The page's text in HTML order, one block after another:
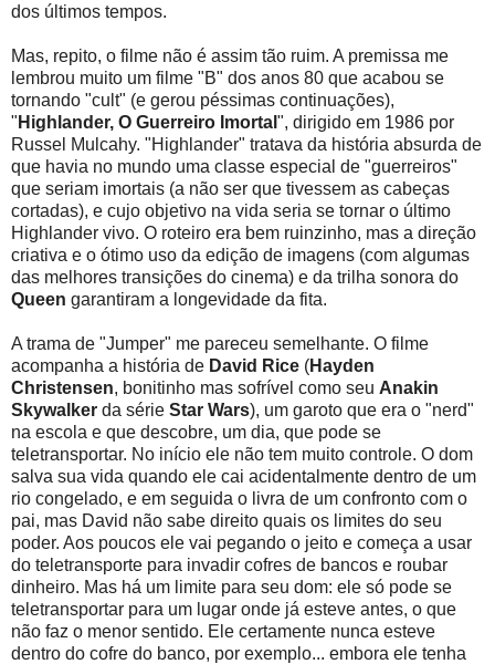
dos últimos tempos.
Mas, repito, o filme não é assim tão ruim. A premissa me
lembrou muito um filme "B" dos anos 80 que acabou se
tornando "cult" (e gerou péssimas continuações),
" Highlander, O Guerreiro Imortal ", dirigido em 1986 por
Russel Mulcahy. "Highlander" tratava da história absurda de
que havia no mundo uma classe especial de "guerreiros"
que seriam imortais (a não ser que tivessem as cabeças
cortadas), e cujo objetivo na vida seria se tornar o último
Highlander vivo. O roteiro era bem ruinzinho, mas a direção
criativa e o ótimo uso da edição de imagens (com algumas
das melhores transições do cinema) e da trilha sonora do
Queen garantiram a longevidade da fita.
A trama de "Jumper" me pareceu semelhante. O filme
acompanha a história de David Rice (Hayden
Christensen, bonitinho mas sofrível como seu Anakin
Skywalker da série Star Wars), um garoto que era o "nerd"
na escola e que descobre, um dia, que pode se
teletransportar. No início ele não tem muito controle. O dom
salva sua vida quando ele cai acidentalmente dentro de um
rio congelado, e em seguida o livra de um confronto com o
pai, mas David não sabe direito quais os limites do seu
poder. Aos poucos ele vai pegando o jeito e começa a usar
do teletransporte para invadir cofres de bancos e roubar
dinheiro. Mas há um limite para seu dom: ele só pode se
teletransportar para um lugar onde já esteve antes, o que
não faz o menor sentido. Ele certamente nunca esteve
dentro do cofre do banco, por exemplo... embora ele tenha